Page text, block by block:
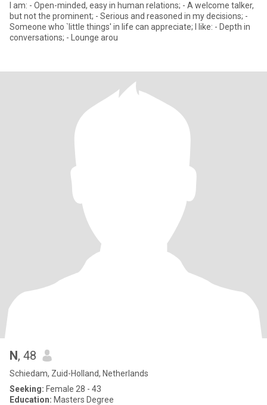
I am: - Open-minded, easy in human relations; - A welcome talker,
but not the prominent; - Serious and reasoned in my decisions; -
Someone who `little things' in life can appreciate; I like: - Depth in
conversations; - Lounge arou
N, 48
Schiedam, Zuid-Holland, Netherlands
Seeking: Female 28 - 43
Education: Masters Degree